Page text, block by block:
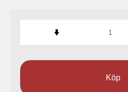
KUNDTJÄNST
Köp